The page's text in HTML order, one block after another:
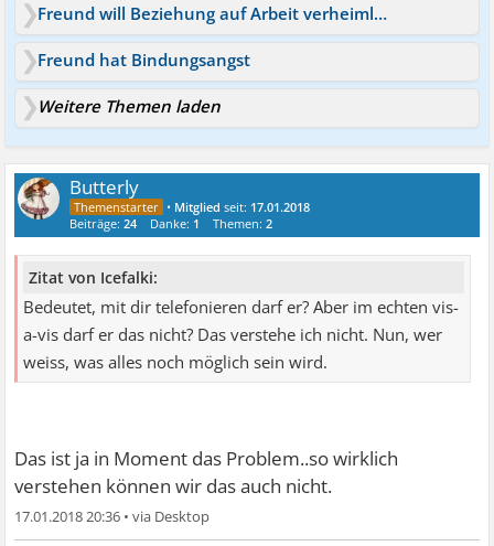
Freund will Beziehung auf Arbeit verheimlichen
Freund hat Bindungsangst
Weitere Themen laden
Butterly
• Mitglied seit: 17.01.2018
Beiträge:24 Danke: 1 Themen:2
Zitat von Icefalki:
Bedeutet, mit dir telefonieren darf er? Aber im echten vis-
a-vis darf er das nicht? Das verstehe ich nicht. Nun, wer
weiss, was alles noch möglich sein wird.
Das ist ja in Moment das Problem..so wirklich
verstehen können wir das auch nicht.
17.01.2018 20:36 •